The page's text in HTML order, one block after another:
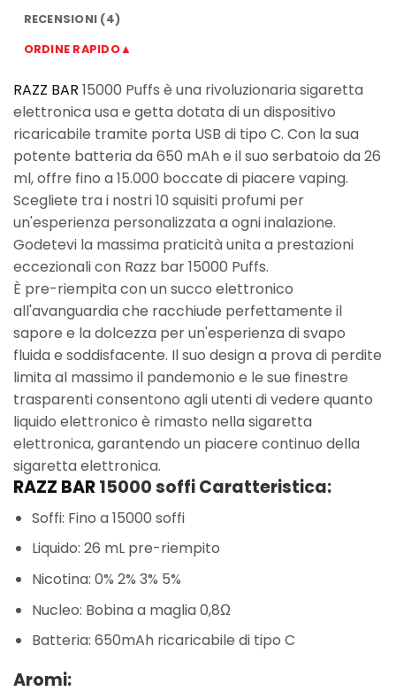
RECENSIONI (4)
ORDINE RAPIDO▲
RAZZ BAR 15000 Puffs è una rivoluzionaria sigaretta
elettronica usa e getta dotata di un dispositivo
ricaricabile tramite porta USB di tipo C. Con la sua
potente batteria da 650 mAh e il suo serbatoio da 26
ml, offre fino a 15.000 boccate di piacere vaping.
Scegliete tra i nostri 10 squisiti profumi per
un'esperienza personalizzata a ogni inalazione.
Godetevi la massima praticità unita a prestazioni
eccezionali con Razz bar 15000 Puffs.
È pre-riempita con un succo elettronico
all'avanguardia che racchiude perfettamente il
sapore e la dolcezza per un'esperienza di svapo
fluida e soddisfacente. Il suo design a prova di perdite
limita al massimo il pandemonio e le sue finestre
trasparenti consentono agli utenti di vedere quanto
liquido elettronico è rimasto nella sigaretta
elettronica, garantendo un piacere continuo della
sigaretta elettronica.
RAZZ BAR15000 soffi Caratteristica:
Soffi: Fino a 15000 soffi
Liquido: 26 mL pre-riempito
Nicotina: 0% 2% 3% 5%
Nucleo: Bobina a maglia 0,8Ω
Batteria: 650mAh ricaricabile di tipo C
Aromi: